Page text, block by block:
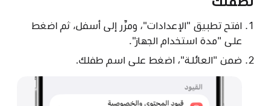
افتح تطبيق "الإعدادات"، ومرِّر إلى أسفل، ثم اضغط
على "مدة استخدام الجهاز".
ضمن "العائلة"، اضغط على اسم طفلك.